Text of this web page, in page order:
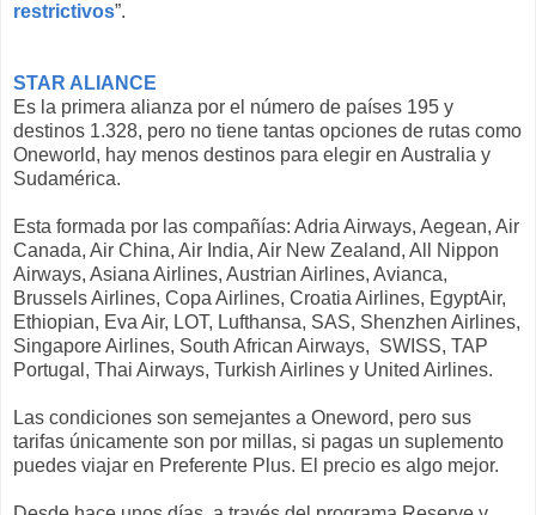
restrictivos”.
STAR ALIANCE
Es la primera alianza por el número de países 195 y
destinos 1.328, pero no tiene tantas opciones de rutas como
Oneworld, hay menos destinos para elegir en Australia y
Sudamérica.
Esta formada por las compañías: Adria Airways, Aegean, Air
Canada, Air China, Air India, Air New Zealand, All Nippon
Airways, Asiana Airlines, Austrian Airlines, Avianca,
Brussels Airlines, Copa Airlines, Croatia Airlines, EgyptAir,
Ethiopian, Eva Air, LOT, Lufthansa, SAS, Shenzhen Airlines,
Singapore Airlines, South African Airways, SWISS, TAP
Portugal, Thai Airways, Turkish Airlines y United Airlines.
Las condiciones son semejantes a Oneword, pero sus
tarifas únicamente son por millas, si pagas un suplemento
puedes viajar en Preferente Plus. El precio es algo mejor.